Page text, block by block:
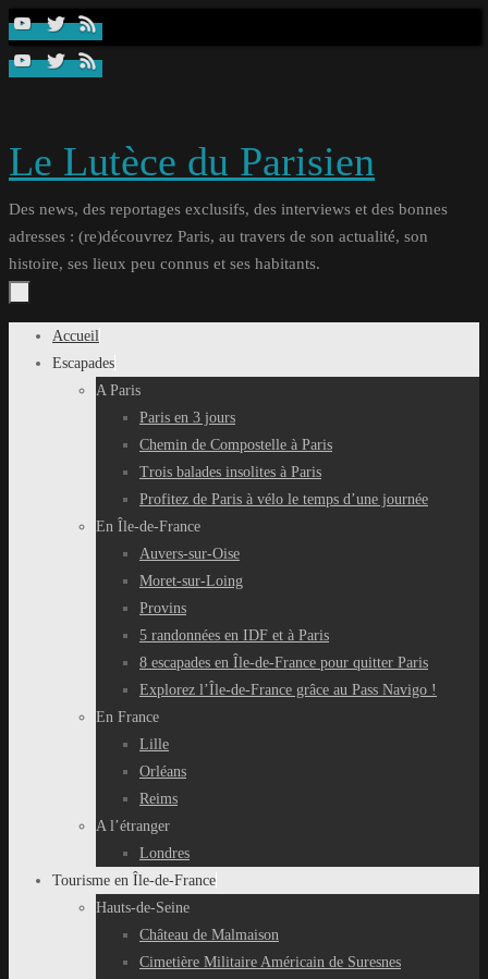
Passer
contenu
Le Lutèce du Parisien
Des news, des reportages exclusifs, des interviews et des bonnes
adresses : (re)découvrez Paris, au travers de son actualité, son
histoire, ses lieux peu connus et ses habitants.
Passer
Accueil
Escapades
A Paris
Paris en 3 jours
Chemin de Compostelle à Paris
Trois balades insolites à Paris
Profitez de Paris à vélo le temps d’une journée
En Île-de-France
Auvers-sur-Oise
Moret-sur-Loing
Provins
5 randonnées en IDF et à Paris
8 escapades en Île-de-France pour quitter Paris
Explorez l’Île-de-France grâce au Pass Navigo !
En France
Lille
Orléans
Reims
A l’étranger
Londres
Tourisme en Île-de-France
Hauts-de-Seine
Château de Malmaison
Cimetière Militaire Américain de Suresnes